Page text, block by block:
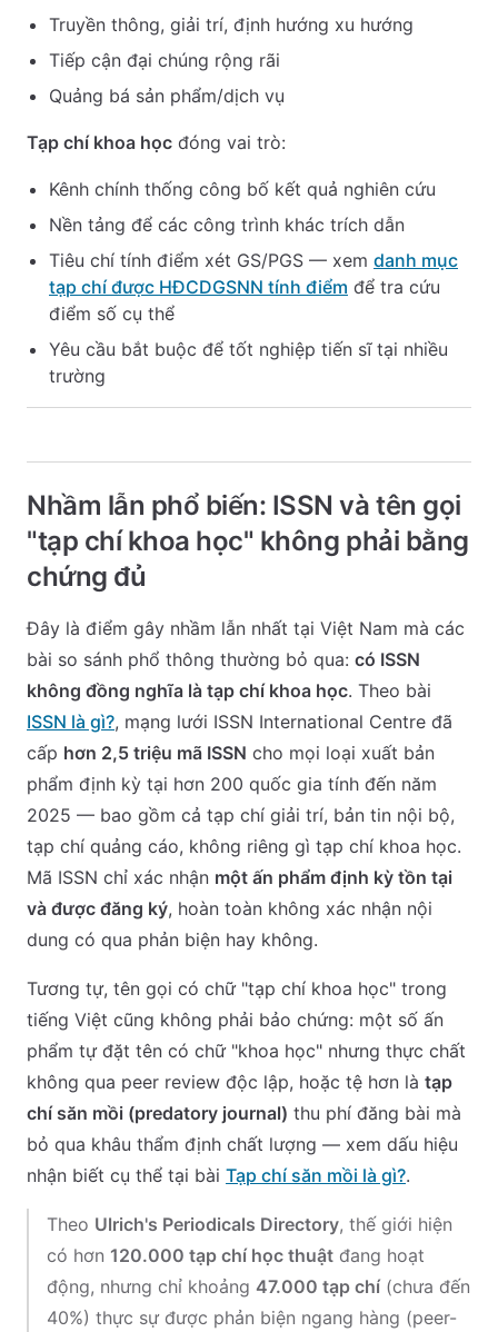
Truyền thông, giải trí, định hướng xu hướng
Tiếp cận đại chúng rộng rãi
Quảng bá sản phẩm/dịch vụ
Tạp chí khoa học đóng vai trò:
Kênh chính thống công bố kết quả nghiên cứu
Nền tảng để các công trình khác trích dẫn
Tiêu chí tính điểm xét GS/PGS — xem danh mục
tạp chí được HĐCDGSNN tính điểm để tra cứu
điểm số cụ thể
Yêu cầu bắt buộc để tốt nghiệp tiến sĩ tại nhiều
trường
Nhầm lẫn phổ biến: ISSN và tên gọi
"tạp chí khoa học" không phải bằng
chứng đủ
Đây là điểm gây nhầm lẫn nhất tại Việt Nam mà các
bài so sánh phổ thông thường bỏ qua: có ISSN
không đồng nghĩa là tạp chí khoa học. Theo bài
ISSN là gì?, mạng lưới ISSN International Centre đã
cấp hơn 2,5 triệu mã ISSN cho mọi loại xuất bản
phẩm định kỳ tại hơn 200 quốc gia tính đến năm
2025 — bao gồm cả tạp chí giải trí, bản tin nội bộ,
tạp chí quảng cáo, không riêng gì tạp chí khoa học.
Mã ISSN chỉ xác nhận một ấn phẩm định kỳ tồn tại
và được đăng ký, hoàn toàn không xác nhận nội
dung có qua phản biện hay không.
Tương tự, tên gọi có chữ "tạp chí khoa học" trong
tiếng Việt cũng không phải bảo chứng: một số ấn
phẩm tự đặt tên có chữ "khoa học" nhưng thực chất
không qua peer review độc lập, hoặc tệ hơn là tạp
chí săn mồi (predatory journal) thu phí đăng bài mà
bỏ qua khâu thẩm định chất lượng — xem dấu hiệu
nhận biết cụ thể tại bài Tạp chí săn mồi là gì?.
Theo Ulrich's Periodicals Directory, thế giới hiện
có hơn 120.000 tạp chí học thuật đang hoạt
động, nhưng chỉ khoảng 47.000 tạp chí(chưa đến
40%) thực sự được phản biện ngang hàng (peer-